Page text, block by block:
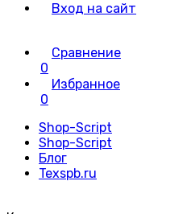
Вход на сайт
Сравнение
0
Избранное
0
Shop-Script
Shop-Script
Блог
Texspb.ru